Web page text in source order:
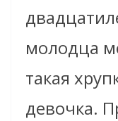
молодца
такая
девочка.